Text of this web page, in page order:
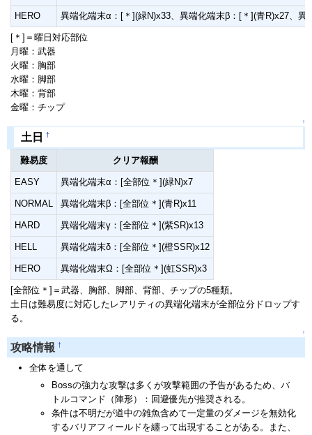
HERO 異端化端末α：[＊](緑N)x33、異端化端末β：[＊](青R)x27、
[＊]＝曜日対応部位
月曜：武器
火曜：胸部
水曜：脚部
木曜：背部
金曜：チップ
↑
土日 †
難易度 クリア報酬
EASY 異端化端末α：[全部位＊](緑N)x7
NORMAL 異端化端末β：[全部位＊](青R)x11
HARD 異端化端末γ：[全部位＊](紫SR)x13
HELL 異端化端末δ：[全部位＊](橙SSR)x12
HERO 異端化端末Ω：[全部位＊](虹SSR)x3
[全部位＊]＝武器、胸部、脚部、背部、チップの5種類。
土日は難易度に対応したレアリティの異端化端末が全部位分ドロップす
る。
↑
攻略情報 †
全体を通して
Bossの強力な攻撃は多くが攻撃範囲の予告があるため、バ
トルコマンド（陣形）：回避優先が推奨される。
条件は不明だが道中の雑魚含めて一定量のダメージを無効化
するバリアフィールドを纏って出現することがある。また、